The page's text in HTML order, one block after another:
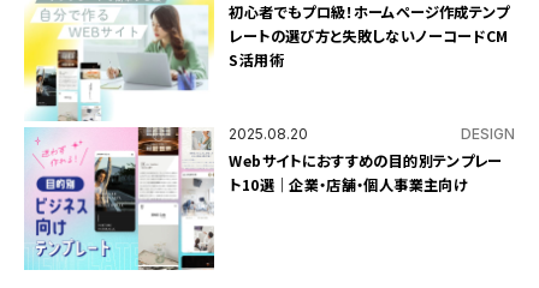
初心者でもプロ級！ホームページ作成テンプ
レートの選び方と失敗しないノーコードCM
S活用術
2025.08.20 DESIGN
Webサイトにおすすめの目的別テンプレー
ト10選｜企業・店舗・個人事業主向け